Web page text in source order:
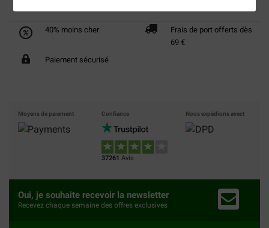
40% moins cher
Frais de port offerts dès
69 €
Paiement sécurisé
Moyens de paiement Confiance
37261 Avis
Nous expédions avect
Oui, je souhaite recevoir la newsletter
Recevez chaque semaine des offres exclusives